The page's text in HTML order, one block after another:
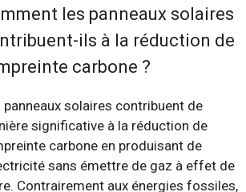
les panneaux solaires
ils à la réduction de
carbone ?
panneaux solaires contribuent de
significative à la réduction de
carbone en produisant de
sans émettre de gaz à effet de
Contrairement aux énergies fossiles,